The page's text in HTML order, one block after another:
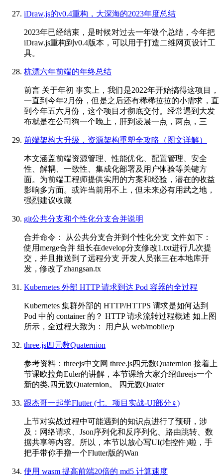
iDraw.js的v0.4重构，大深海的2023年度总结
2023年已经结束，是时候对过去一年做个总结，今年把
iDraw.js重构到v0.4版本，可以用于打造二维网页设计工
具。
杭漂六年前端的年终总结
前言 关于年初 事实上，我们是2022年开始搞得这项目，
一直到今年2月份，但是之后还有稀稀拉拉的小需求，直
到今年五六月份，这个项目才彻底交付。经常遇到大发
布就是在公司狗一个晚上，肝到凌晨一点，两点，三
前端架构大升级，资源架构重塑全攻略（图文详解）
本文涵盖前端资源管理、性能优化、配置管理、安全
性、解耦、一致性、集成化部署及用户体验等关键方
面。为前端工程师提供实用的方案和经验，潜在的收益
影响多方面。或许当前用不上，但未来必有用武之地，
强烈建议收藏
git公共分支和个性化分支合并说明
合并命令： 从公共分支合并到个性化分支 文件如下：
使用merge合并 组长在develop分支修改1.txt进行几次提
交，并且推送到了远程分支 开发人员张三在本地库开
发，修改了zhangsan.tx
Kubernetes 外部 HTTP 请求到达 Pod 容器的全过程
Kubernetes 集群外部的 HTTP/HTTPS 请求是如何达到
Pod 中的 container 的？ HTTP 请求流转过程概述 如上图
所示，全过程大致为： 用户从 web/mobile/p
three.js四元数Quaternion
参考资料：threejs中文网 three.js四元数Quaternion 接着上
节课欧拉角Euler的讲解，本节课给大家介绍threejs一个
新的类,四元数Quaternion。 四元数Quater
跟杰哥一起学Flutter (七、项目实战-UI部分‍♀️)
上节对实战过程中可能遇到的知识点进行了预研，涉
及：网络请求、Json序列化和反序列化、路由跳转、数
据共享等内容。所以，本节以放心写UI(堆控件)啦，手
把手带你手撸一个Flutter版的Wan
使用 wasm 提高前端20倍的 md5 计算速度